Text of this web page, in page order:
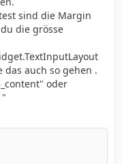
sind die Margin
die grösse
auch so gehen .
oder